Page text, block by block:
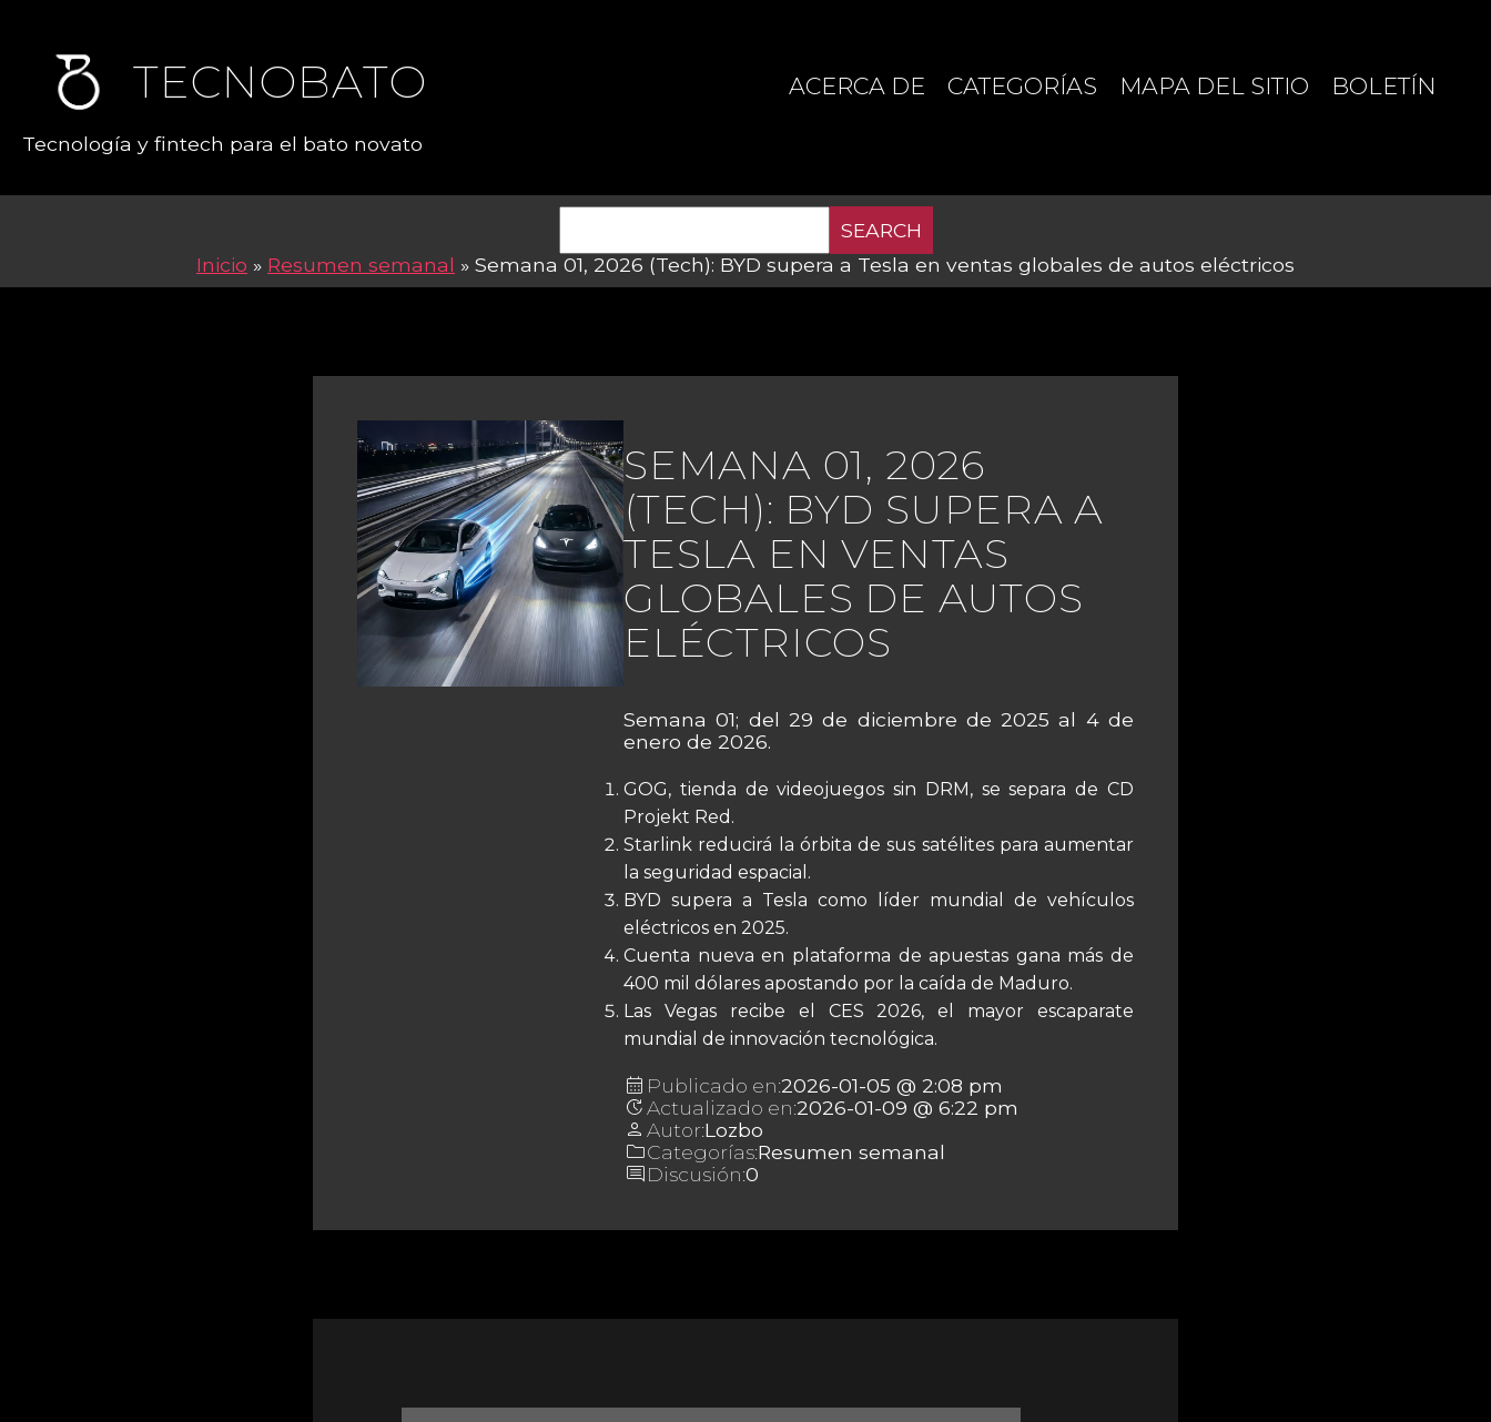
TECNOBATO
Tecnología y fintech para el bato novato
ACERCA DE CATEGORÍAS MAPA DEL SITIO BOLETÍN
SEARCH
Inicio » Resumen semanal » Semana 01, 2026 (Tech): BYD supera a Tesla en ventas globales de autos eléctricos
SEMANA 01, 2026
(TECH): BYD SUPERA A
TESLA EN VENTAS
GLOBALES DE AUTOS
ELÉCTRICOS
Semana 01; del 29 de diciembre de 2025 al 4 de
enero de 2026.
GOG, tienda de videojuegos sin DRM, se separa de CD
Projekt Red.
Starlink reducirá la órbita de sus satélites para aumentar
la seguridad espacial.
BYD supera a Tesla como líder mundial de vehículos
eléctricos en 2025.
Cuenta nueva en plataforma de apuestas gana más de
400 mil dólares apostando por la caída de Maduro.
Las Vegas recibe el CES 2026, el mayor escaparate
mundial de innovación tecnológica.
calendar_month Publicado en:2026-01-05 @ 2:08 pm
updateActualizado en:2026-01-09 @ 6:22 pm
person Autor:Lozbo
folderCategorías:Resumen semanal
commentDiscusión:0